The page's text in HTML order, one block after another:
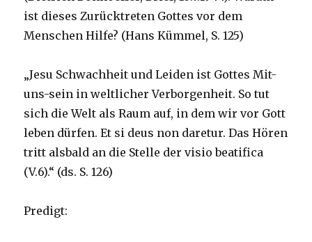
ist dieses Zurücktreten Gottes vor dem
Menschen Hilfe? (Hans Kümmel, S. 125)
„Jesu Schwachheit und Leiden ist Gottes Mit-
uns-sein in weltlicher Verborgenheit. So tut
sich die Welt als Raum auf, in dem wir vor Gott
leben dürfen. Et si deus non daretur. Das Hören
tritt alsbald an die Stelle der visio beatifica
(V.6).“ (ds. S. 126)
Predigt: